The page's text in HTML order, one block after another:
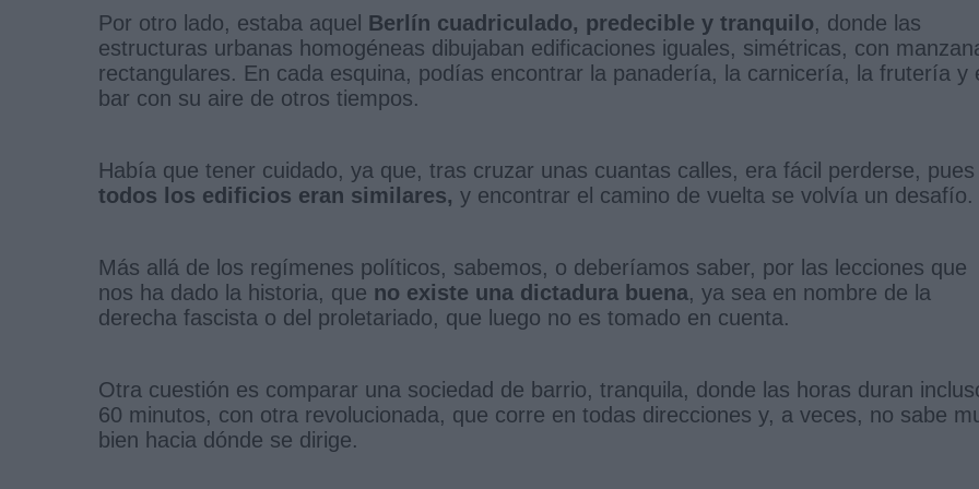
Por otro lado, estaba aquel Berlín cuadriculado, predecible y tranquilo, donde las
estructuras urbanas homogéneas dibujaban edificaciones iguales, simétricas, con
rectangulares. En cada esquina, podías encontrar la panadería, la carnicería, la frutería y
bar con su aire de otros tiempos.
Había que tener cuidado, ya que, tras cruzar unas cuantas calles, era fácil perderse, pues
todos los edificios eran similares, y encontrar el camino de vuelta se volvía un desafío.
Más allá de los regímenes políticos, sabemos, o deberíamos saber, por las lecciones que
nos ha dado la historia, que no existe una dictadura buena, ya sea en nombre de la
derecha fascista o del proletariado, que luego no es tomado en cuenta.
Otra cuestión es comparar una sociedad de barrio, tranquila, donde las horas duran
60 minutos, con otra revolucionada, que corre en todas direcciones y, a veces, no sabe
bien hacia dónde se dirige.